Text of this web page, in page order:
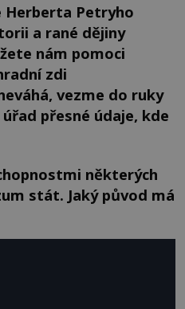
Herberta Petryho
a rané dějiny
nám pomoci
zdi
vezme do ruky
přesné údaje, kde
některých
stát. Jaký původ má